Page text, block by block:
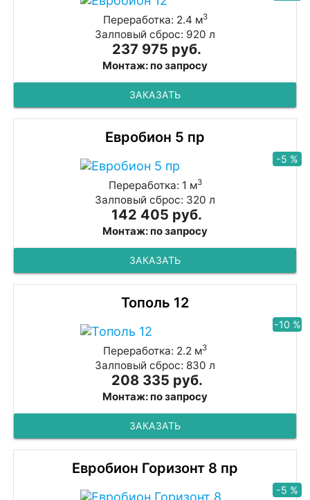
Переработка: 2.4 м3
Залповый сброс: 920 л
237 975 руб.
Монтаж: по запросу
ЗАКАЗАТЬ
Евробион 5 пр
-5 %
Переработка: 1 м3
Залповый сброс: 320 л
142 405 руб.
Монтаж: по запросу
ЗАКАЗАТЬ
Тополь 12
-10 %
Переработка: 2.2 м3
Залповый сброс: 830 л
208 335 руб.
Монтаж: по запросу
ЗАКАЗАТЬ
Евробион Горизонт 8 пр
-5 %